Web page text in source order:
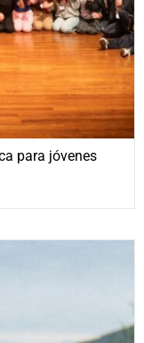
para jóvenes